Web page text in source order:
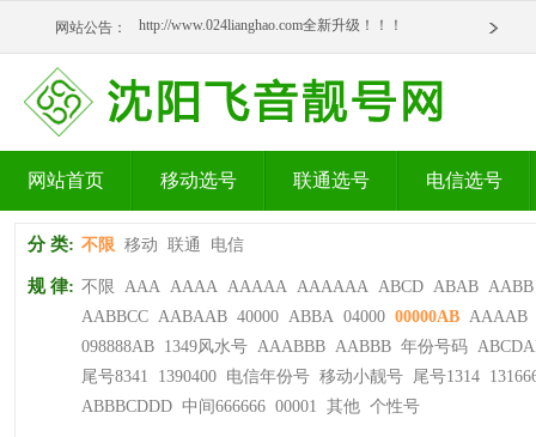
网站公告： http://www.024lianghao.com全新升级！！！
网站首页 移动选号 联通选号 电信选号
分 类: 不限 移动 联通 电信
规 律: 不限 AAA AAAA AAAAA AAAAAA ABCD ABAB AABB
AABBCC AABAAB 40000 ABBA 04000 00000AB AAAAB
098888AB 1349风水号 AAABBB AABBB 年份号码
尾号8341
1390400 电信年份号 移动小靓号 尾号1314
ABBBCDDD 中间666666 00001 其他 个性号